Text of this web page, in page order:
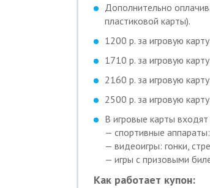
Дополнительно
пластиковой карты).
1200 р. за игровую
1710 р. за игровую
2160 р. за игровую
2500 р. за игровую
В игровые карты
— спортивные
— видеоигры: гонки,
— игры с призовыми
Как работает купон: